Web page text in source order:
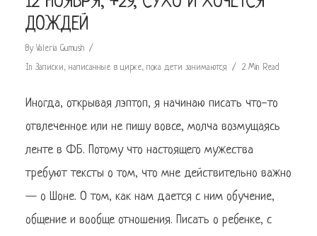
ДОЖДЕЙ
By Valeria Gumush
In Записки, написанные в цирке, пока дети занимаются 2 Min Read
Иногда, открывая лэптоп, я начинаю писать что-то
отвлеченное или не пишу вовсе, молча возмущаясь
ленте в ФБ. Потому что настоящего мужества
требуют тексты о том, что мне действительно важно
— о Шоне. О том, как нам дается с ним обучение,
общение и вообще отношения. Писать о ребенке, с